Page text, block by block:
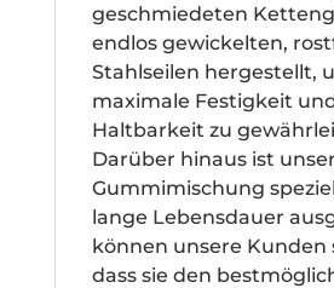
geschmiedeten
endlos gewickelten,
Stahlseilen hergestellt,
maximale Festigkeit
Haltbarkeit zu
Darüber hinaus ist
Gummimischung
lange Lebensdauer
können unsere Kunden
dass sie den